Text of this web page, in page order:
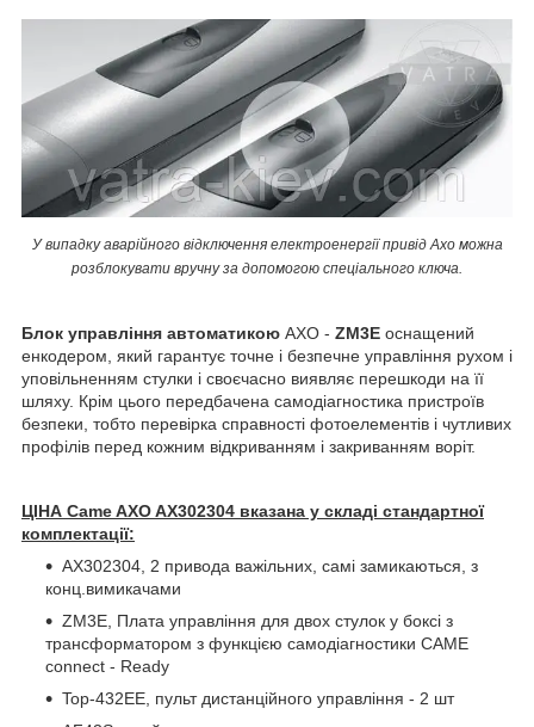
У випадку аварійного відключення електроенергії привід Axo можна
розблокувати вручну за допомогою спеціального ключа.
Блок управління автоматикою AXO - ZM3E оснащений
енкодером, який гарантує точне і безпечне управління рухом і
уповільненням стулки і своєчасно виявляє перешкоди на її
шляху. Крім цього передбачена самодіагностика пристроїв
безпеки, тобто перевірка справності фотоелементів і чутливих
профілів перед кожним відкриванням і закриванням воріт.
ЦІНА Came AXO AX302304 вказана у складі стандартної
комплектації:
AX302304, 2 привода важільних, самі замикаються, з
конц.вимикачами
ZM3E, Плата управління для двох стулок у боксі з
трансформатором з функцією самодіагностики CAME
connect - Ready
Top-432EE, пульт дистанційного управління - 2 шт